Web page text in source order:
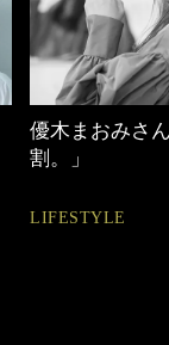
優木まおみさん「
割。」
LIFESTYLE